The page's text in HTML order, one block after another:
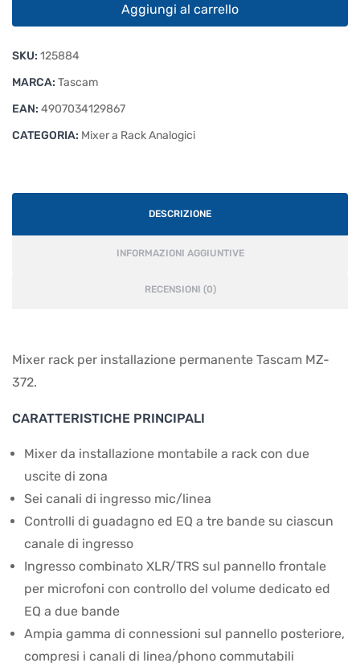
quantità
Aggiungi al carrello
SKU: 125884
MARCA: Tascam
EAN: 4907034129867
CATEGORIA: Mixer a Rack Analogici
DESCRIZIONE
INFORMAZIONI AGGIUNTIVE
RECENSIONI (0)
Mixer rack per installazione permanente Tascam MZ-
372.
CARATTERISTICHE PRINCIPALI
Mixer da installazione montabile a rack con due
uscite di zona
Sei canali di ingresso mic/linea
Controlli di guadagno ed EQ a tre bande su ciascun
canale di ingresso
Ingresso combinato XLR/TRS sul pannello frontale
per microfoni con controllo del volume dedicato ed
EQ a due bande
Ampia gamma di connessioni sul pannello posteriore,
compresi i canali di linea/phono commutabili